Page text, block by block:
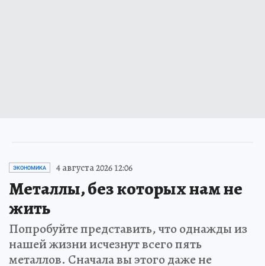
ЭКОНОМИКА 4 августа 2026 12:06
Металлы, без которых нам не
жить
Попробуйте представить, что однажды из
нашей жизни исчезнут всего пять
металлов. Сначала вы этого даже не